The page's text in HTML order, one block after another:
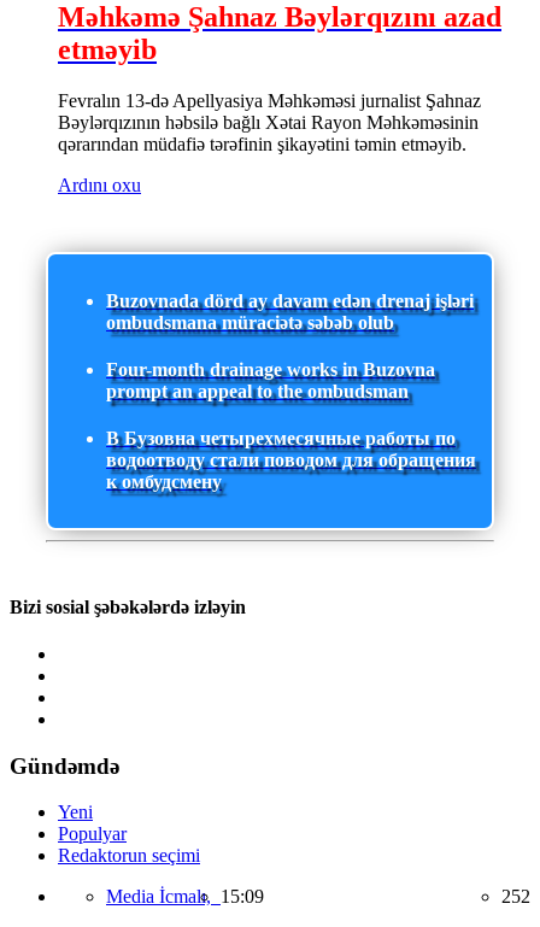
Məhkəmə Şahnaz Bəylərqızını azad
etməyib
Fevralın 13-də Apellyasiya Məhkəməsi jurnalist Şahnaz
Bəylərqızının həbsilə bağlı Xətai Rayon Məhkəməsinin
qərarından müdafiə tərəfinin şikayətini təmin etməyib.
Ardını oxu
Buzovnada dörd ay davam edən drenaj işləri
ombudsmana müraciətə səbəb olub
Four-month drainage works in Buzovna
prompt an appeal to the ombudsman
В Бузовна четырехмесячные работы по
водоотводу стали поводом для обращения
к омбудсмену
Bizi sosial şəbəkələrdə izləyin
Gündəmdə
Yeni
Populyar
Redaktorun seçimi
Media İcmalı, 15:09 252